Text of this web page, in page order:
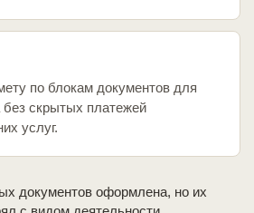
по блокам документов для
без скрытых платежей
услуг.
документов оформлена, но их